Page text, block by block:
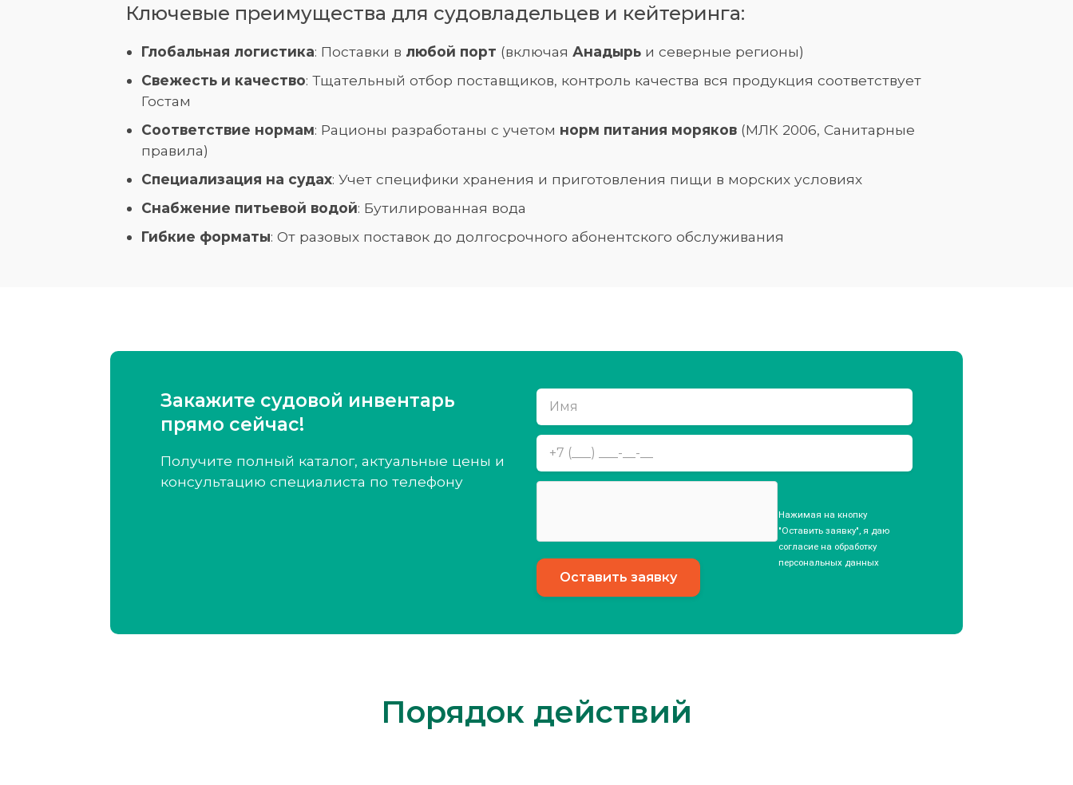
Ключевые преимущества для судовладельцев и кейтеринга:
Глобальная логистика: Поставки в любой порт (включая Анадырьи северные регионы)
Свежесть и качество: Тщательный отбор поставщиков, контроль качества вся продукция соответствует
Гостам
Соответствие нормам: Рационы разработаны с учетом норм питания моряков(МЛК 2006, Санитарные
правила)
Специализация на судах: Учет специфики хранения и приготовления пищи в морских условиях
Снабжение питьевой водой: Бутилированная вода
Гибкие форматы: От разовых поставок до долгосрочного абонентского обслуживания
Закажите судовой инвентарь
прямо сейчас!
Получите полный каталог, актуальные цены и
консультацию специалиста по телефону
Нажимая на кнопку
"Оставить заявку", я даю
согласие на обработку
персональных данных
Порядок действий